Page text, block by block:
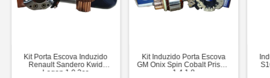
Kit Porta Escova Induzido
Renault Sandero Kwid
Logan 1.0 3cc
Kit Induzido Porta Escova
GM Onix Spin Cobalt Prisma
1.4 1.8